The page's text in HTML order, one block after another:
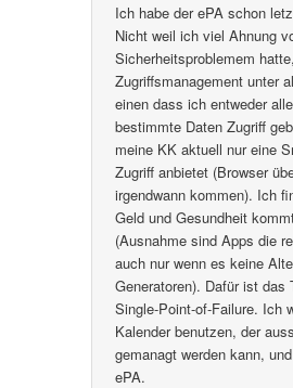
Ich habe der ePA schon
Nicht weil ich viel Ahnung
Sicherheitsproblemem
Zugriffsmanagement unter
einen dass ich entweder
bestimmte Daten Zugriff
meine KK aktuell nur eine
Zugriff anbietet (Browser
irgendwann kommen). Ich
Geld und Gesundheit
(Ausnahme sind Apps die
auch nur wenn es keine
Generatoren). Dafür ist
Single-Point-of-Failure. Ich
Kalender benutzen, der
gemanagt werden kann,
ePA.